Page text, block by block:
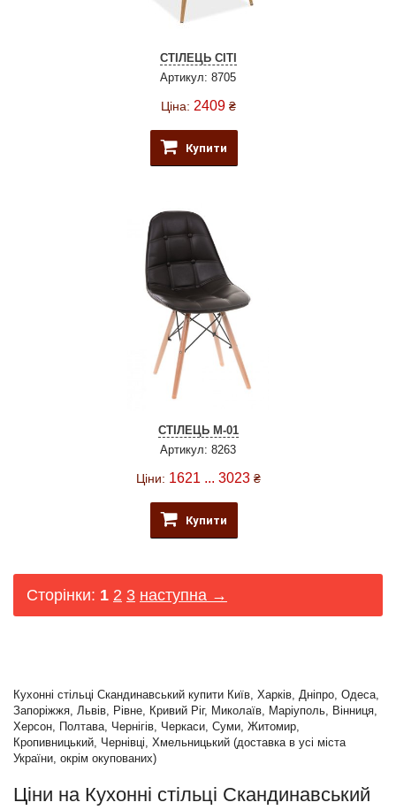
СТІЛЕЦЬ CITI
Артикул: 8705
Ціна: 2409 ₴
Купити
СТІЛЕЦЬ М-01
Артикул: 8263
Ціни: 1621 ... 3023 ₴
Купити
Сторінки: 1 2 3 наступна →
Кухонні стільці Скандинавський купити Київ, Харків, Дніпро, Одеса,
Запоріжжя, Львів, Рівне, Кривий Ріг, Миколаїв, Маріуполь, Вінниця,
Херсон, Полтава, Чернігів, Черкаси, Суми, Житомир,
Кропивницький, Чернівці, Хмельницький (доставка в усі міста
України, окрім окупованих)
Ціни на Кухонні стільці Скандинавський